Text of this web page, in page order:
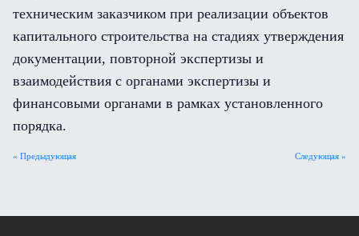
техническим заказчиком при реализации объектов
капитального строительства на стадиях утверждения
документации, повторной экспертизы и
взаимодействия с органами экспертизы и
финансовыми органами в рамках установленного
порядка.
Следующая »
« Предыдующая